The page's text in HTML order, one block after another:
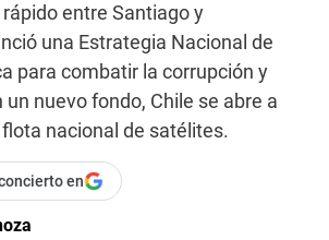
entre Santiago y
una Estrategia Nacional de
para combatir la corrupción y
un nuevo fondo, Chile se abre a
nacional de satélites.
en